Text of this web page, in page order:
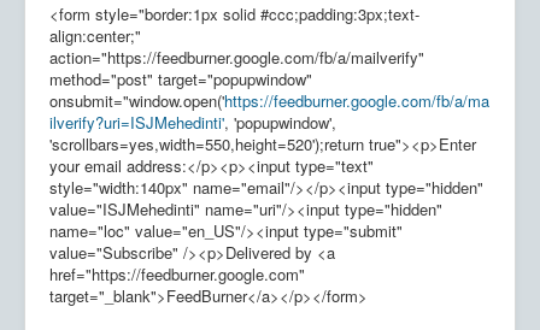
<form style="border:1px solid #ccc;padding:3px;text-
align:center;"
action="https://feedburner.google.com/fb/a/mailverify"
method="post" target="popupwindow"
onsubmit="window.open('https://feedburner.google.com/fb/a/ma
ilverify?uri=ISJMehedinti', 'popupwindow',
'scrollbars=yes,width=550,height=520');return true"><p>Enter
your email address:</p><p><input type="text"
style="width:140px" name="email"/></p><input type="hidden"
value="ISJMehedinti" name="uri"/><input type="hidden"
name="loc" value="en_US"/><input type="submit"
value="Subscribe" /><p>Delivered by <a
href="https://feedburner.google.com"
target="_blank">FeedBurner</a></p></form>